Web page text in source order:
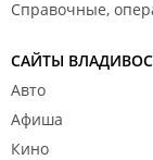
Справочные,
САЙТЫ
Авто
Афиша
Кино